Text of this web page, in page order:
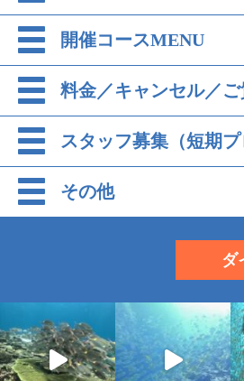
開催コースMENU
料金／キャンセル／
スタッフ募集（短期プ
その他
ダ